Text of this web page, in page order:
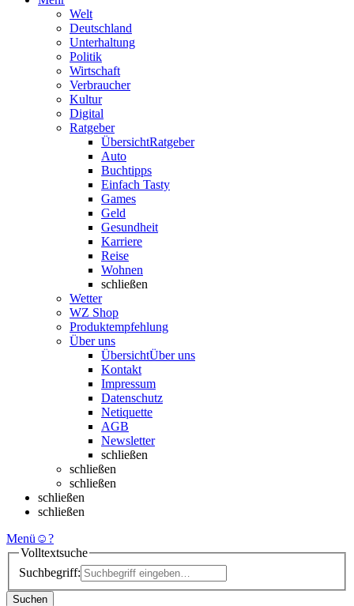
Welt
Deutschland
Unterhaltung
Politik
Wirtschaft
Verbraucher
Kultur
Digital
Ratgeber
ÜbersichtRatgeber
Auto
Buchtipps
Einfach Tasty
Games
Geld
Gesundheit
Karriere
Reise
Wohnen
schließen
Wetter
WZ Shop
Produktempfehlung
Über uns
ÜbersichtÜber uns
Kontakt
Impressum
Datenschutz
Netiquette
AGB
Newsletter
schließen
schließen
schließen
schließen
schließen
Menü ☺?
Volltextsuche
Suchbegriff:
Suchen